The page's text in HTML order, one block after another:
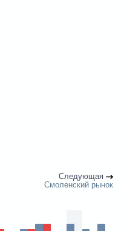
Следующая
Смоленский рынок